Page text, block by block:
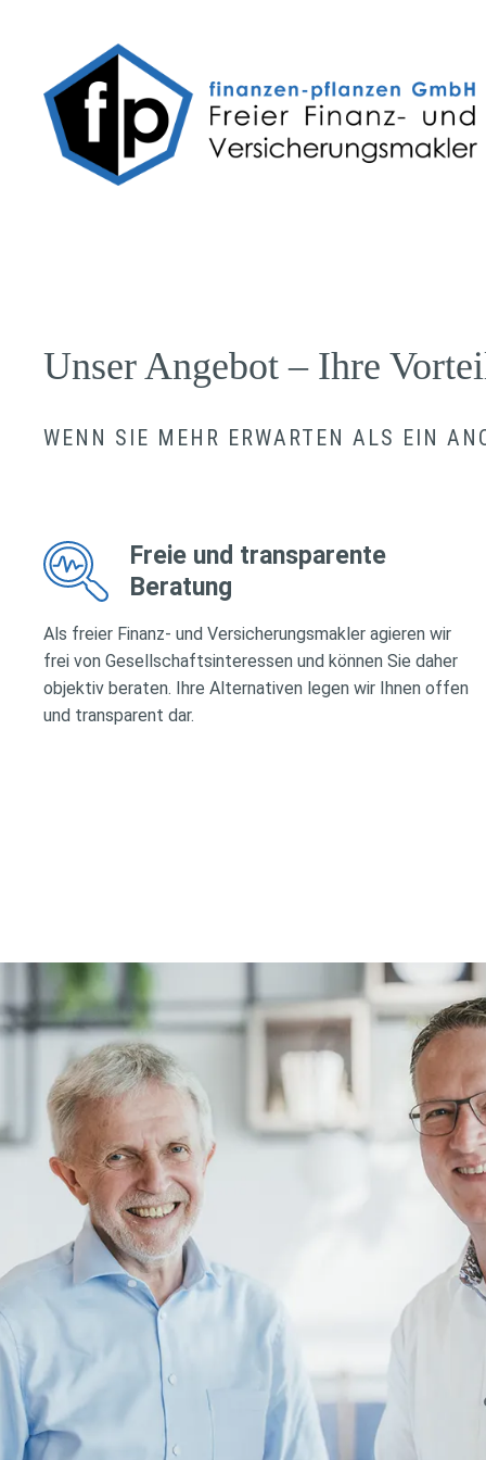
Unser Angebot – Ihre
WENN SIE MEHR ERWARTEN ALS EIN
Freie und transparente
Beratung
Als freier Finanz- und Versicherungsmakler agieren wir
frei von Gesellschaftsinteressen und können Sie daher
objektiv beraten. Ihre Alternativen legen wir Ihnen offen
und transparent dar.